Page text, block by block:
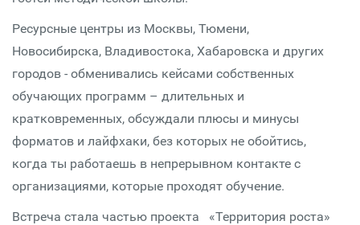
Ресурсные центры из Москвы, Тюмени,
Новосибирска, Владивостока, Хабаровска и других
городов - обменивались кейсами собственных
обучающих программ – длительных и
кратковременных, обсуждали плюсы и минусы
форматов и лайфхаки, без которых не обойтись,
когда ты работаешь в непрерывном контакте с
организациями, которые проходят обучение.
Встреча стала частью проекта «Территория роста»